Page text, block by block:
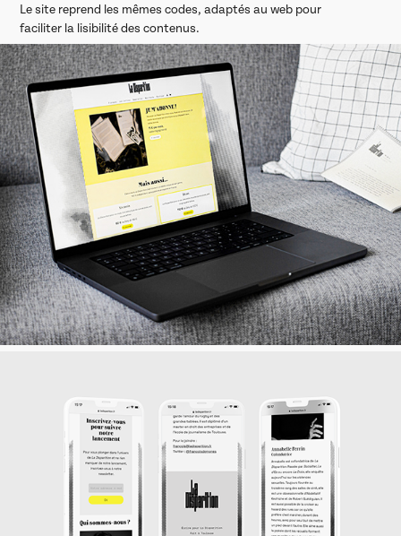
Le site reprend les mêmes codes, adaptés au web pour
faciliter la lisibilité des contenus.